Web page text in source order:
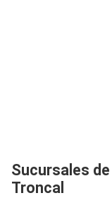
Sucursales
Troncal